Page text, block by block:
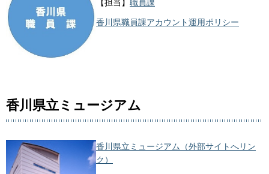
【担当】 職員課
香川県職員課アカウント運用ポリシー
香川県立ミュージアム
香川県立ミュージアム（外部サイトへリン
ク）